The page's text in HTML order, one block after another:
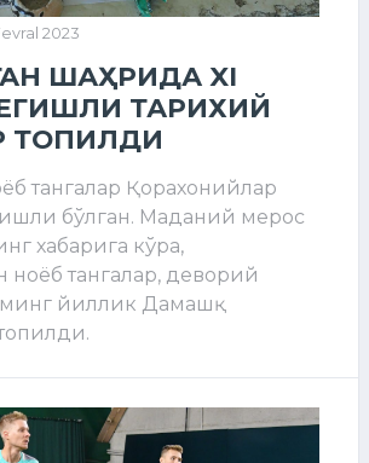
2023
ШАҲРИДА XI
ТАРИХИЙ
ТОПИЛДИ
тангалар Қорахонийлар
бўлган. Маданий мерос
хабарига кўра,
ноёб тангалар, деворий
минг йиллик Дамашқ